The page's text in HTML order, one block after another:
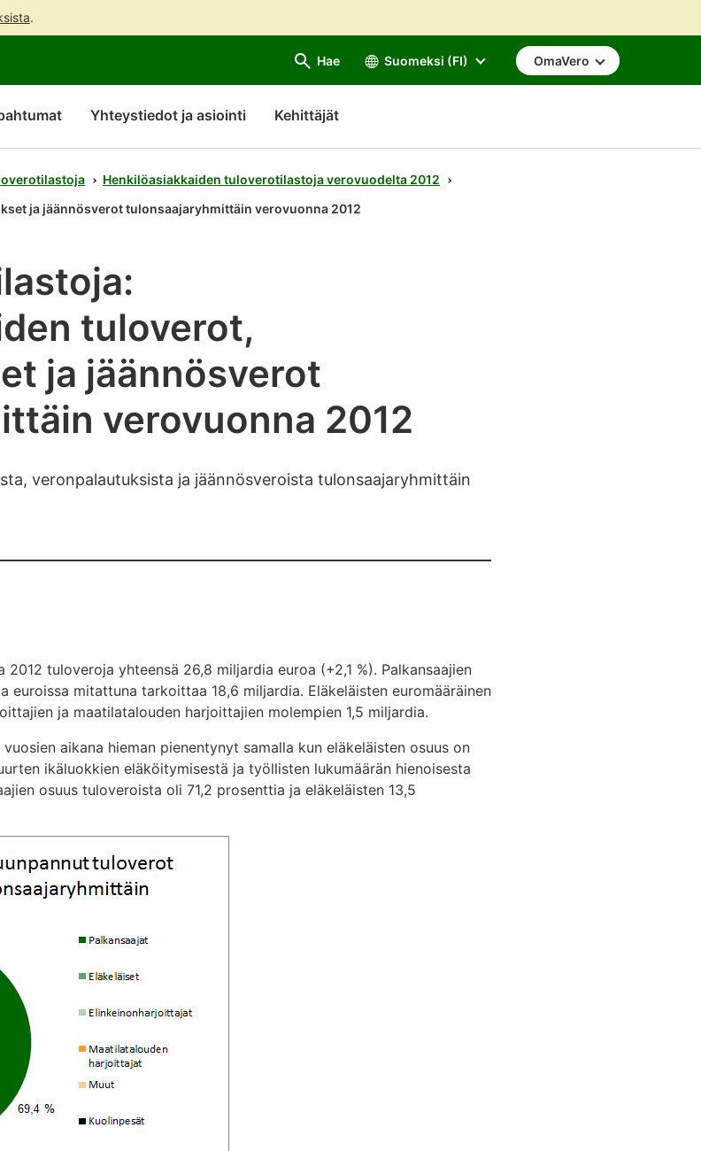
.
sisältöön
sivuston
hakuun
Hae Suomeksi (FI) OmaVero
Yhteystiedot ja asiointi Kehittäjät
Henkilöasiakkaiden tuloverotilastoja verovuodelta 2012
ja jäännösverot tulonsaajaryhmittäin verovuonna 2012
tuloverot,
ja jäännösverot
verovuonna 2012
veronpalautuksista ja jäännösveroista tulonsaajaryhmittäin
tuloveroja yhteensä 26,8 miljardia euroa (+2,1 %). Palkansaajien
mitattuna tarkoittaa 18,6 miljardia. Eläkeläisten euromääräinen
ja maatilatalouden harjoittajien molempien 1,5 miljardia.
aikana hieman pienentynyt samalla kun eläkeläisten osuus on
ikäluokkien eläköitymisestä ja työllisten lukumäärän hienoisesta
osuus tuloveroista oli 71,2 prosenttia ja eläkeläisten 13,5